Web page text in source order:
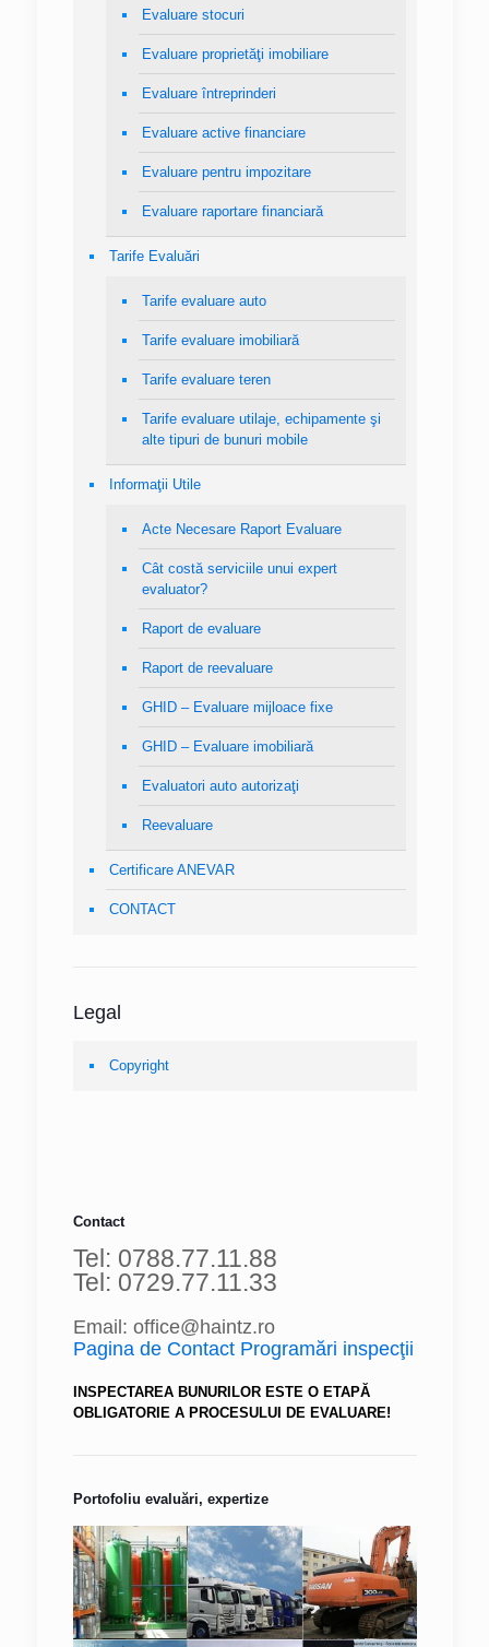
Evaluare stocuri
Evaluare proprietăţi imobiliare
Evaluare întreprinderi
Evaluare active financiare
Evaluare pentru impozitare
Evaluare raportare financiară
Tarife Evaluări
Tarife evaluare auto
Tarife evaluare imobiliară
Tarife evaluare teren
Tarife evaluare utilaje, echipamente şi
alte tipuri de bunuri mobile
Informaţii Utile
Acte Necesare Raport Evaluare
Cât costă serviciile unui expert
evaluator?
Raport de evaluare
Raport de reevaluare
GHID – Evaluare mijloace fixe
GHID – Evaluare imobiliară
Evaluatori auto autorizaţi
Reevaluare
Certificare ANEVAR
CONTACT
Legal
Copyright
Contact
Tel: 0788.77.11.88
Tel: 0729.77.11.33
Email: office@haintz.ro
Pagina de Contact Programări inspecţii
INSPECTAREA BUNURILOR ESTE O ETAPĂ
OBLIGATORIE A PROCESULUI DE EVALUARE!
Portofoliu evaluări, expertize